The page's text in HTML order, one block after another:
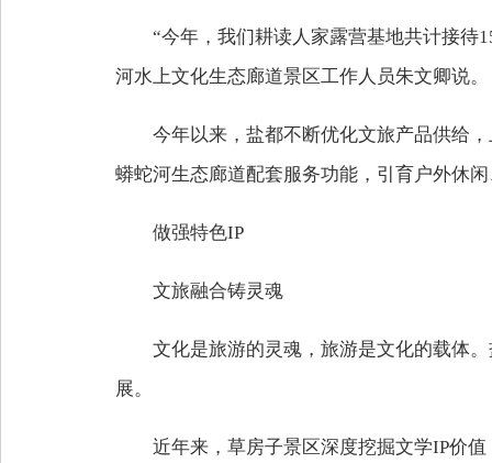
“今年，我们耕读人家露营基地共计接待
河水上文化生态廊道景区工作人员朱文卿说。
今年以来，盐都不断优化文旅产品供给
蟒蛇河生态廊道配套服务功能，引育户外休
做强特色IP
文旅融合铸灵魂
文化是旅游的灵魂，旅游是文化的载体
展。
近年来，草房子景区深度挖掘文学IP价